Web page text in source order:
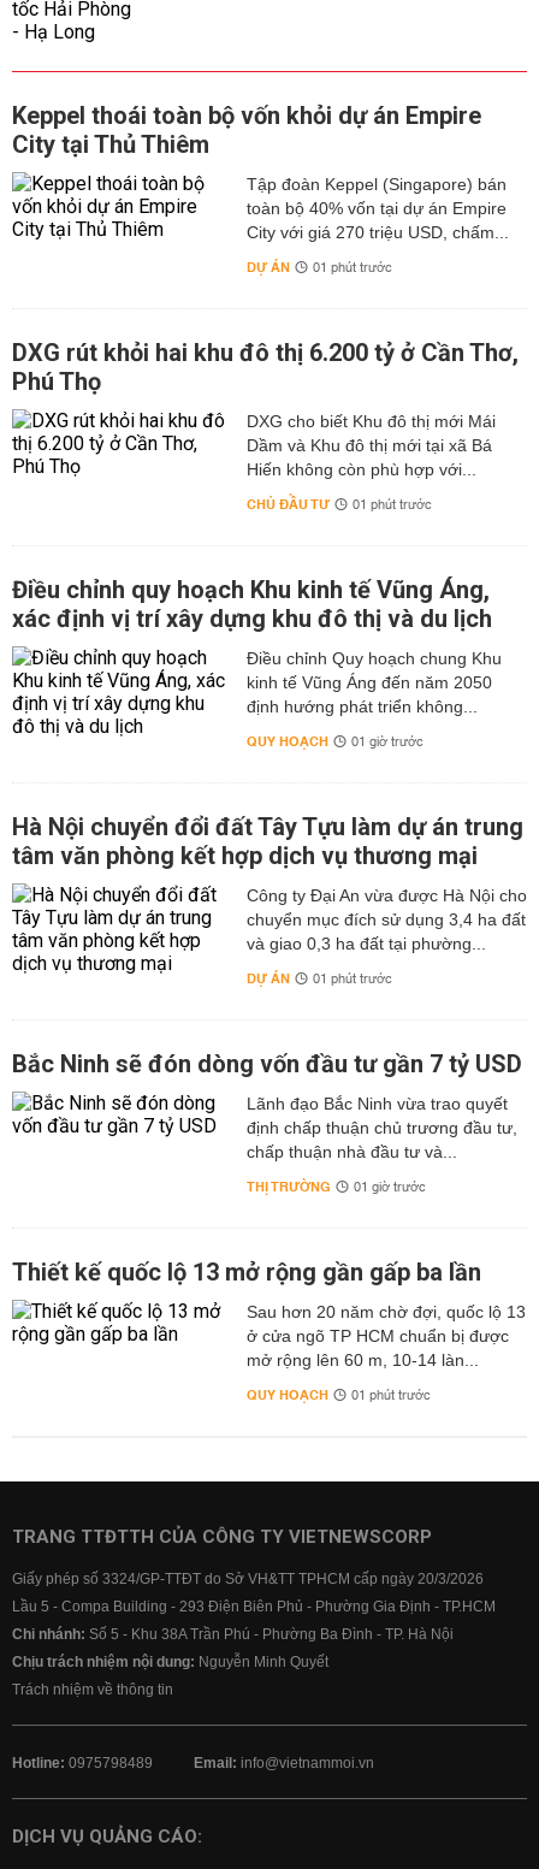
Keppel thoái toàn bộ vốn khỏi dự án Empire
City tại Thủ Thiêm
Tập đoàn Keppel (Singapore) bán
toàn bộ 40% vốn tại dự án Empire
City với giá 270 triệu USD, chấm...
DỰ ÁN 01 phút trước
DXG rút khỏi hai khu đô thị 6.200 tỷ ở Cần Thơ,
Phú Thọ
DXG cho biết Khu đô thị mới Mái
Dầm và Khu đô thị mới tại xã Bá
Hiến không còn phù hợp với...
CHỦ ĐẦU TƯ 01 phút trước
Điều chỉnh quy hoạch Khu kinh tế Vũng Áng,
xác định vị trí xây dựng khu đô thị và du lịch
Điều chỉnh Quy hoạch chung Khu
kinh tế Vũng Áng đến năm 2050
định hướng phát triển không...
QUY HOẠCH 01 giờ trước
Hà Nội chuyển đổi đất Tây Tựu làm dự án trung
tâm văn phòng kết hợp dịch vụ thương mại
Công ty Đại An vừa được Hà Nội cho
chuyển mục đích sử dụng 3,4 ha đất
và giao 0,3 ha đất tại phường...
DỰ ÁN 01 phút trước
Bắc Ninh sẽ đón dòng vốn đầu tư gần 7 tỷ USD
Lãnh đạo Bắc Ninh vừa trao quyết
định chấp thuận chủ trương đầu tư,
chấp thuận nhà đầu tư và...
THỊ TRƯỜNG 01 giờ trước
Thiết kế quốc lộ 13 mở rộng gần gấp ba lần
Sau hơn 20 năm chờ đợi, quốc lộ 13
ở cửa ngõ TP HCM chuẩn bị được
mở rộng lên 60 m, 10-14 làn...
QUY HOẠCH 01 phút trước
TRANG TTĐTTH CỦA CÔNG TY VIETNEWSCORP
Giấy phép số 3324/GP-TTĐT do Sở VH&TT TPHCM cấp ngày 20/3/2026
Lầu 5 - Compa Building - 293 Điện Biên Phủ - Phường Gia Định - TP.HCM
Chi nhánh: Số 5 - Khu 38A Trần Phú - Phường Ba Đình - TP. Hà Nội
Chịu trách nhiệm nội dung: Nguyễn Minh Quyết
Trách nhiệm về thông tin
Hotline: 0975798489 Email: info@vietnammoi.vn
DỊCH VỤ QUẢNG CÁO: